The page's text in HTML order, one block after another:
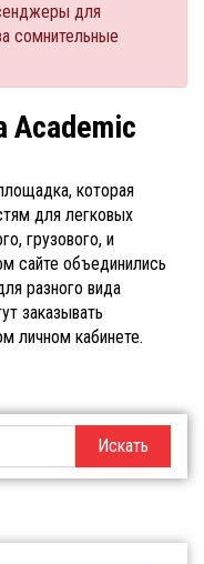
для
сомнительные
Academic
которая
для легковых
грузового, и
сайте объединились
разного вида
заказывать
личном кабинете.
Искать